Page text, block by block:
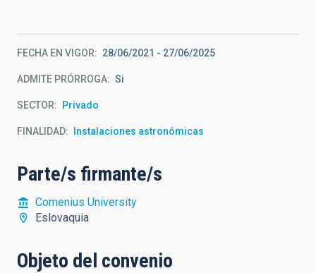
FECHA EN VIGOR 28/06/2021 - 27/06/2025
ADMITE PRÓRROGA Si
SECTOR Privado
FINALIDAD Instalaciones astronómicas
Parte/s firmante/s
Comenius University
Eslovaquia
Objeto del convenio